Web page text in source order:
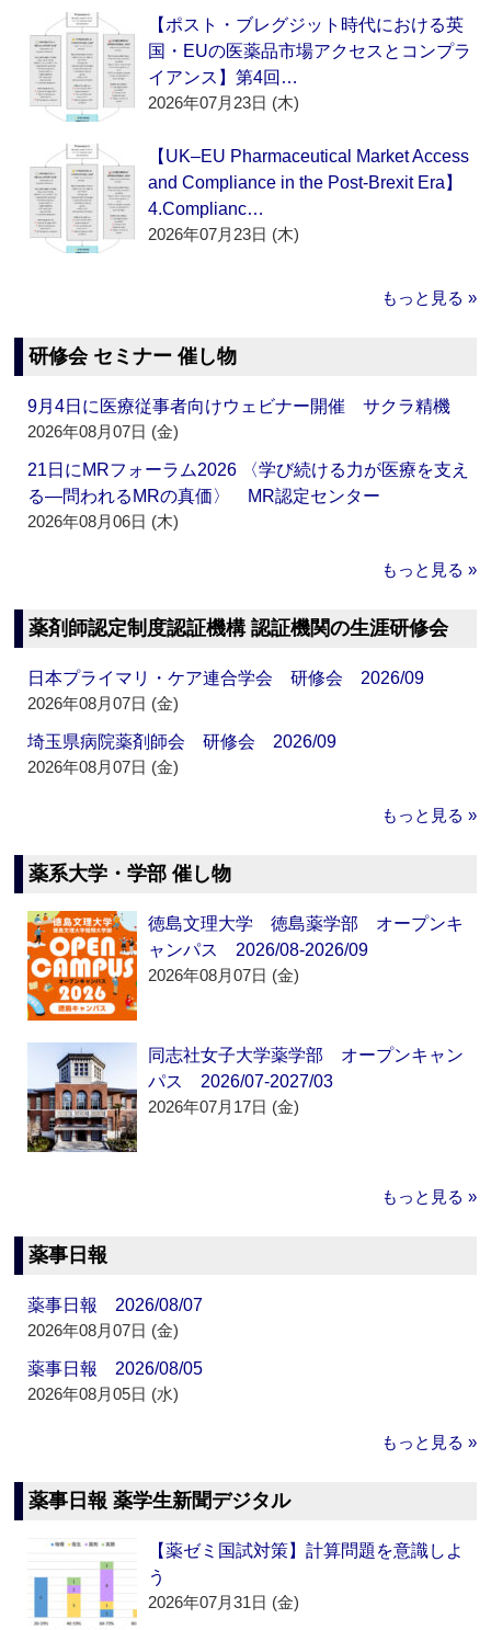
【ポスト・ブレグジット時代における英
国・EUの医薬品市場アクセスとコンプラ
イアンス】第4回…
2026年07月23日 (木)
【UK–EU Pharmaceutical Market Access
and Compliance in the Post-Brexit Era】
4.Complianc…
2026年07月23日 (木)
もっと見る »
研修会 セミナー 催し物
9月4日に医療従事者向けウェビナー開催 サクラ精機
2026年08月07日 (金)
21日にMRフォーラム2026 〈学び続ける力が医療を支え
る―問われるMRの真価〉 MR認定センター
2026年08月06日 (木)
もっと見る »
薬剤師認定制度認証機構 認証機関の生涯研修会
日本プライマリ・ケア連合学会 研修会 2026/09
2026年08月07日 (金)
埼玉県病院薬剤師会 研修会 2026/09
2026年08月07日 (金)
もっと見る »
薬系大学・学部 催し物
徳島文理大学 徳島薬学部 オープンキ
ャンパス 2026/08-2026/09
2026年08月07日 (金)
同志社女子大学薬学部 オープンキャン
パス 2026/07-2027/03
2026年07月17日 (金)
もっと見る »
薬事日報
薬事日報 2026/08/07
2026年08月07日 (金)
薬事日報 2026/08/05
2026年08月05日 (水)
もっと見る »
薬事日報 薬学生新聞デジタル
【薬ゼミ国試対策】計算問題を意識しよ
う
2026年07月31日 (金)